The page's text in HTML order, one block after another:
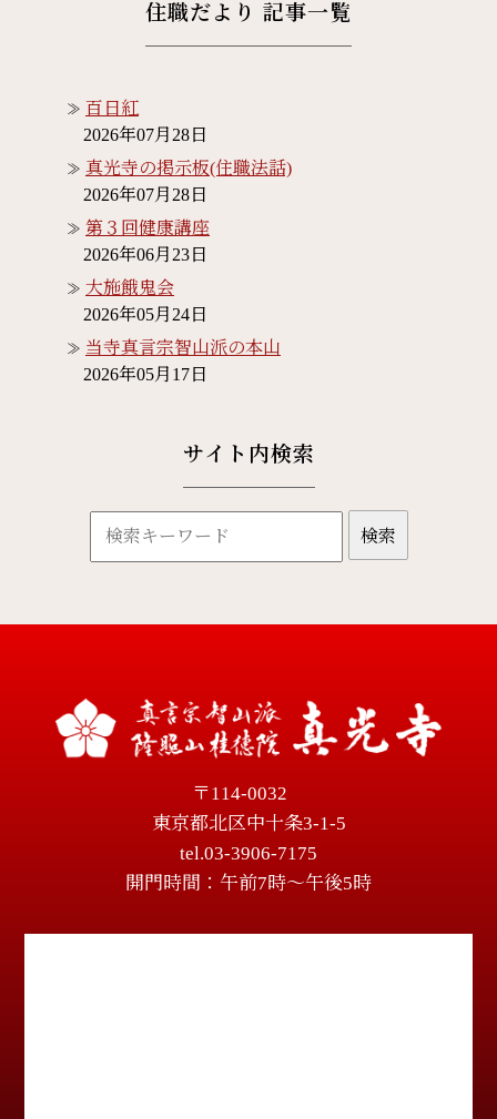
住職だより 記事一覧
百日紅
2026年07月28日
真光寺の掲示板(住職法話)
2026年07月28日
第３回健康講座
2026年06月23日
大施餓鬼会
2026年05月24日
当寺真言宗智山派の本山
2026年05月17日
サイト内検索
〒114-0032
東京都北区中十条3-1-5
tel.03-3906-7175
開門時間：午前7時～午後5時